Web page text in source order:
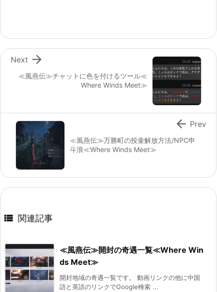
≪風燕伝≫チャットに色を付けるツール≪
Where Winds Meet≫

Next
≪風燕伝≫万勝町の投壷解放方法/NPC申
斗浪≪Where Winds Meet≫
 Prev
 関連記事
≪風燕伝≫開封の奇遇一覧≪Where Win
ds Meet≫
開封地域の奇遇一覧です。 動画リンクの他に中国
語と英語のリンクでGoogle検索 ...